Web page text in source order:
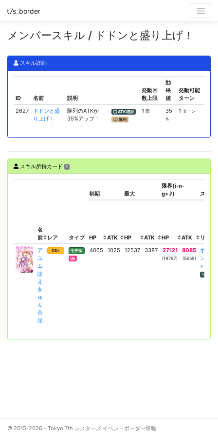
t7s_border
メンバースキル / ドドンと盛り上げ！
スキル詳細
ID 名前 説明
発動回
数上限
効
果
値
発動可能
ターン
2627
ドドンと盛
り上げ！
隊列のATKが
35%アップ！
ATK増加
隊列
1回 35
%
1 ターン
スキル所持カード 1
名
前
レア タイプ
初期 最大
限界(i-n-
g+♪)
スキル
HP ATK HP ATK HP ATK
リーダ
ア
ユ
ム
ぽ
え
き
ゅ
ん
音
頭
GS+
モデル
Vo
4065 1025 12537 3387 27121
(19797)
8085
(5859)
ポエキ
ンドラ
+
© 2015-2026 - Tokyo 7th シスターズ イベントボーダー情報